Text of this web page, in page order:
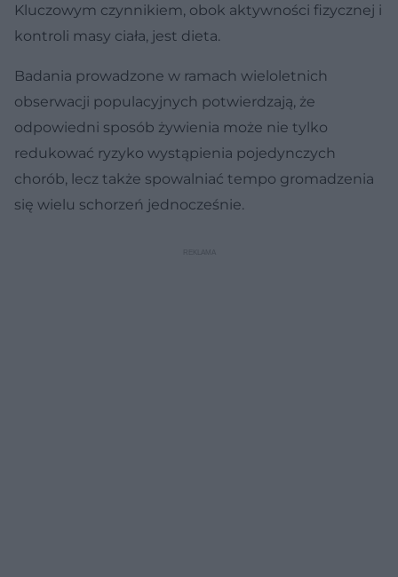
Kluczowym czynnikiem, obok aktywności fizycznej i
kontroli masy ciała, jest dieta.
Badania prowadzone w ramach wieloletnich
obserwacji populacyjnych potwierdzają, że
odpowiedni sposób żywienia może nie tylko
redukować ryzyko wystąpienia pojedynczych
chorób, lecz także spowalniać tempo gromadzenia
się wielu schorzeń jednocześnie.